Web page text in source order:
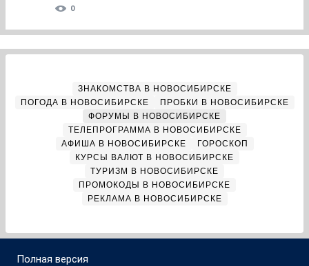
0
ЗНАКОМСТВА В НОВОСИБИРСКЕ
ПОГОДА В НОВОСИБИРСКЕ
ПРОБКИ В НОВОСИБИРСКЕ
ФОРУМЫ В НОВОСИБИРСКЕ
ТЕЛЕПРОГРАММА В НОВОСИБИРСКЕ
АФИША В НОВОСИБИРСКЕ
ГОРОСКОП
КУРСЫ ВАЛЮТ В НОВОСИБИРСКЕ
ТУРИЗМ В НОВОСИБИРСКЕ
ПРОМОКОДЫ В НОВОСИБИРСКЕ
РЕКЛАМА В НОВОСИБИРСКЕ
Полная версия